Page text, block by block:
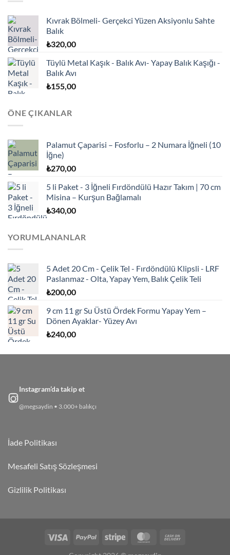
Kıvrak Bölmeli- Gerçekci Yüzen Aksiyonlu Sahte
Balık
₺320,00
Tüylü Metal Kaşık - Balık Avı- Yapay Balık Kaşığı -
Balık Avı
₺155,00
ÖNE ÇIKANLAR
Palamut Çaparisi – Fosforlu – 2 Numara İğneli (10
İğne)
₺270,00
5 li Paket - 3 İğneli Fırdöndülü Hazır Takım | 70 cm
Misina – Kurşun Bağlamalı
₺340,00
YORUMLANANLAR
5 Adet 20 Cm - Çelik Tel - Fırdöndülü Klipsli - LRF
Paslanmaz - Olta, Yapay Yem, Balık Çelik Teli
₺200,00
9 cm 11 gr Su Üstü Ördek Formu Yapay Yem –
Dönen Ayaklar- Yüzey Avı
₺240,00
Instagram’da takip et
@megsaydin • 3.000+ balıkçı
İade Politikası
Mesafeli Satış Sözleşmesi
Gizlilik Politikası